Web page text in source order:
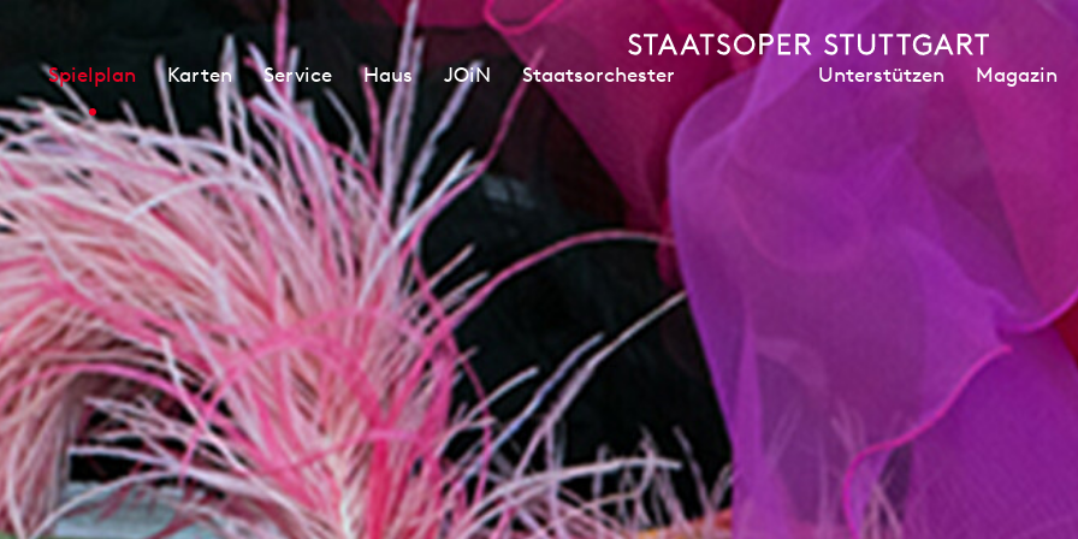
Spielplan Karten Service Haus JOiN Staatsorchester Unterstützen Magazin